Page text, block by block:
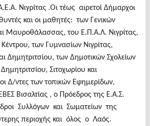
Νιγρίτας .Οι τέως αιρετοί Δήμαρχοι
και οι μαθητές: των Γενικών
Μαυροθάλασσας, του Ε.Π.Α.Λ. Νιγρίτας,
των Γυμνασίων Νιγρίτας,
Δημητριτσίου, των Δημοτικών Σχολείων
Σιτοχωρίου και
Δ/ντες των τοπικών Εφημερίδων,
Βισαλτίας , ο Πρόεδρος της Ε.Α.Σ.
Συλλόγων και Σωματείων της
περιοχής και όλος ο Λαός.